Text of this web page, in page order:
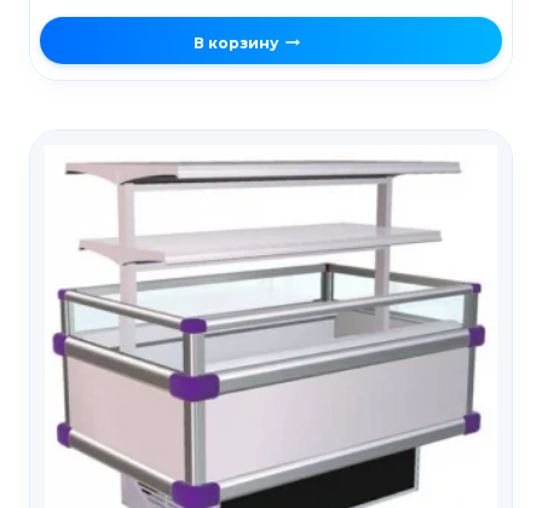
В корзину